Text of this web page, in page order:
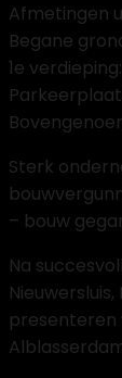
Afmetingen
Begane
1e
Sterk
– bouw
Na
presenteren